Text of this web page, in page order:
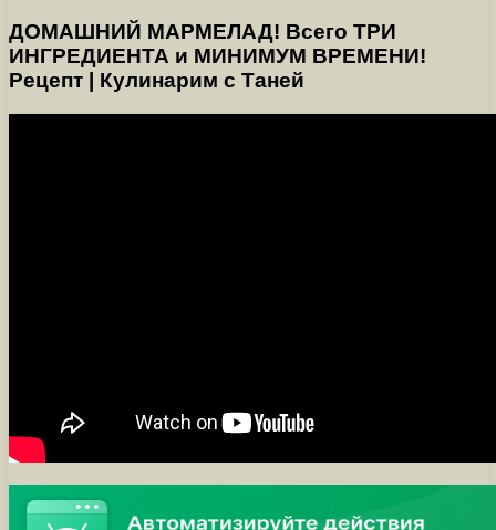
ДОМАШНИЙ МАРМЕЛАД! Всего ТРИ
ИНГРЕДИЕНТА и МИНИМУМ ВРЕМЕНИ!
Рецепт | Кулинарим с Таней